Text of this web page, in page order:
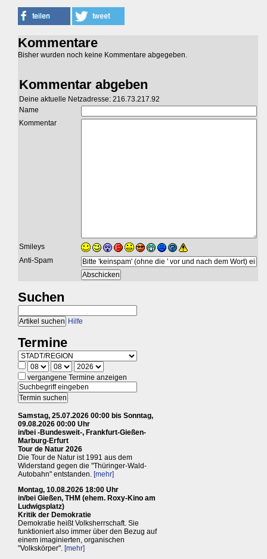
Kommentare
Bisher wurden noch keine Kommentare abgegeben.
Kommentar abgeben
Deine aktuelle Netzadresse: 216.73.217.92
Name
Kommentar
Smileys
Anti-Spam
Suchen
Hilfe
Termine
vergangene Termine anzeigen
Samstag, 25.07.2026 00:00 bis Sonntag,
09.08.2026 00:00 Uhr
in/bei -Bundesweit-, Frankfurt-Gießen-
Marburg-Erfurt
Tour de Natur 2026
Die Tour de Natur ist 1991 aus dem
Widerstand gegen die "Thüringer-Wald-
Autobahn" entstanden. [mehr]
Montag, 10.08.2026 18:00 Uhr
in/bei Gießen, THM (ehem. Roxy-Kino am
Ludwigsplatz)
Kritik der Demokratie
Demokratie heißt Volksherrschaft. Sie
funktioniert also immer über den Bezug auf
einem imaginierten, organischen
"Volkskörper". [mehr]